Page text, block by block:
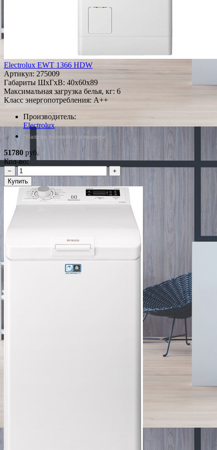
Electrolux EWT 1366 HDW
Артикул: 275009
Габариты ШxГxВ: 40x60x89
Максимальная загрузка белья, кг: 6
Класс энергопотребления: A++
Производитель:
Electrolux
*Наличие уточняйте у менеджера
51780 руб.
Кол-во:
−
+
Купить